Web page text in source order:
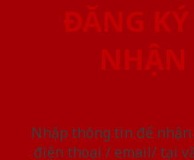
ĐĂNG
Nhập thông tin để
điện thoại / email/ tại